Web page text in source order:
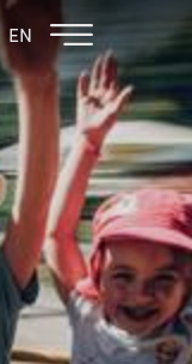
EN